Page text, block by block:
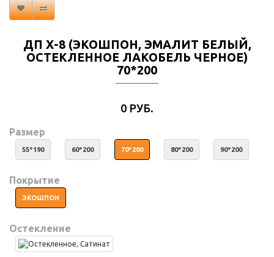
ДП Х-8 (ЭКОШПОН, ЭМАЛИТ БЕЛЫЙ,
ОСТЕКЛЕННОЕ ЛАКОБЕЛЬ ЧЕРНОЕ)
70*200
0 РУБ.
Размер
55*190 60*200 70*200 80*200 90*200
Покрытие
ЭКОШПОН
Остекление